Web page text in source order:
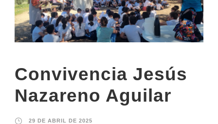
Convivencia Jesús
Nazareno Aguilar
29 DE ABRIL DE 2025